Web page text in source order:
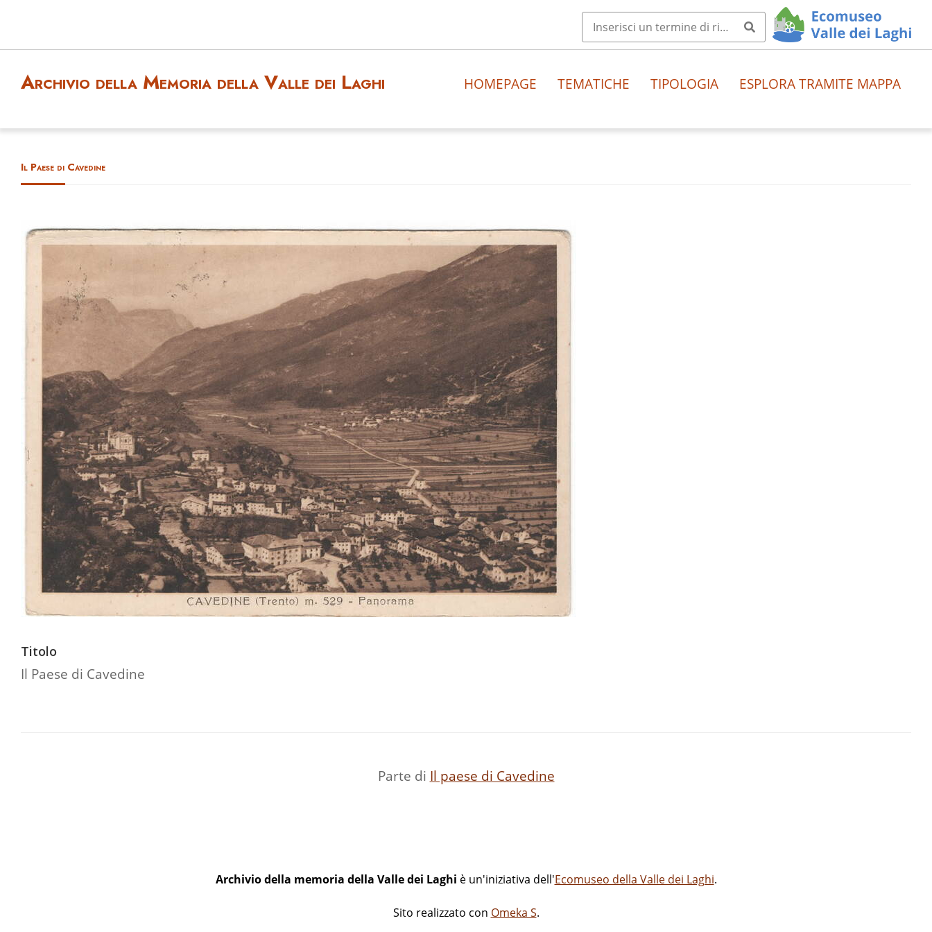
Archivio della Memoria della Valle dei Laghi HOMEPAGE TEMATICHE TIPOLOGIA ESPLORA TRAMITE MAPPA
Il Paese di Cavedine
Titolo
Il Paese di Cavedine
Parte di Il paese di Cavedine
Archivio della memoria della Valle dei Laghi è un'iniziativa dell'Ecomuseo della Valle dei Laghi.
Sito realizzato con Omeka S.